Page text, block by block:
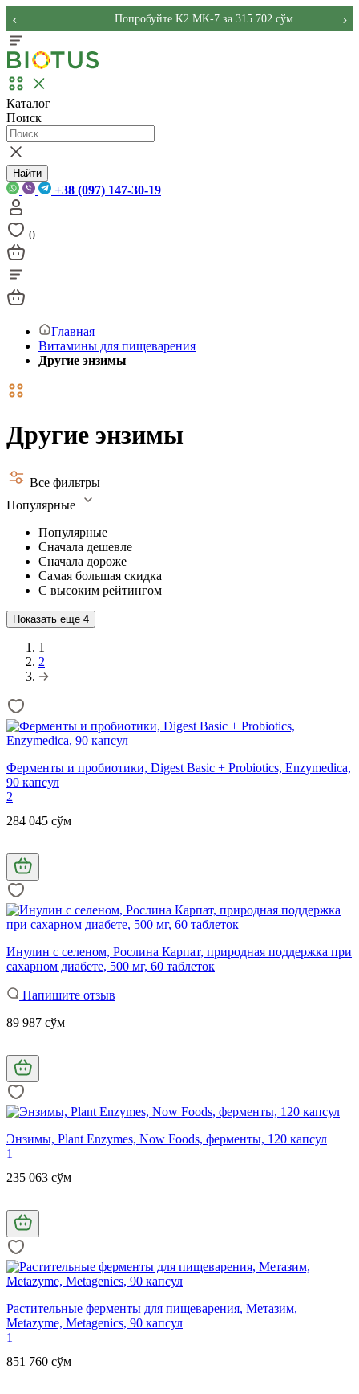
Попробуйте K2 MK-7 за 315 702 сўм
‹ ›
Каталог
Поиск
Найти
+38 (097) 147-30-19
0
Главная
Витамины для пищеварения
Другие энзимы
Другие энзимы
Все фильтры
Популярные
Популярные
Сначала дешевле
Сначала дороже
Самая большая скидка
С высоким рейтингом
Показать еще 4
1
2
Ферменты и пробиотики, Digest Basic + Probiotics, Enzymedica,
90 капсул
2
284 045 сўм
Инулин с селеном, Рослина Карпат, природная поддержка при
сахарном диабете, 500 мг, 60 таблеток
Напишите отзыв
89 987 сўм
Энзимы, Plant Enzymes, Now Foods, ферменты, 120 капсул
1
235 063 сўм
Растительные ферменты для пищеварения, Метазим,
Metazyme, Metagenics, 90 капсул
1
851 760 сўм